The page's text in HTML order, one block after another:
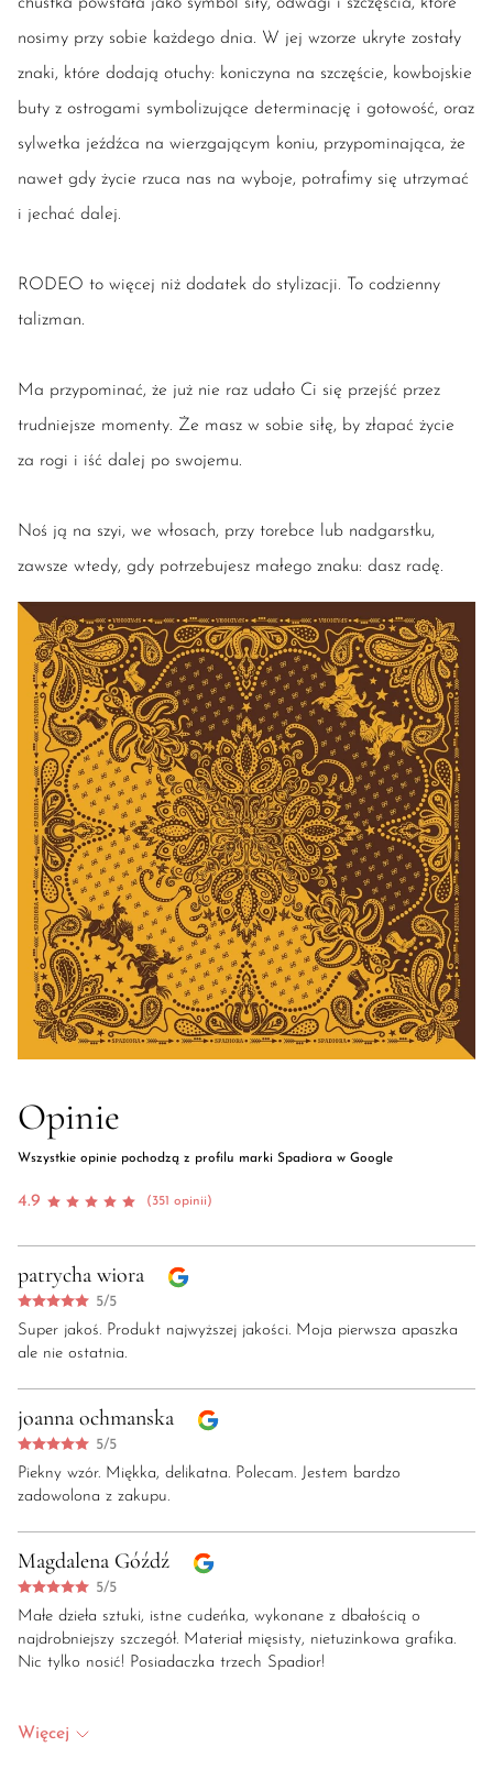
nosimy przy sobie każdego dnia. W jej wzorze ukryte zostały
znaki, które dodają otuchy: koniczyna na szczęście, kowbojskie
buty z ostrogami symbolizujące determinację i gotowość, oraz
sylwetka jeźdźca na wierzgającym koniu, przypominająca, że
nawet gdy życie rzuca nas na wyboje, potrafimy się utrzymać
i jechać dalej.
RODEO to więcej niż dodatek do stylizacji. To codzienny
talizman.
Ma przypominać, że już nie raz udało Ci się przejść przez
trudniejsze momenty. Że masz w sobie siłę, by złapać życie
za rogi i iść dalej po swojemu.
Noś ją na szyi, we włosach, przy torebce lub nadgarstku,
zawsze wtedy, gdy potrzebujesz małego znaku: dasz radę.
Opinie
Wszystkie opinie pochodzą z profilu marki Spadiora w Google
4.9 (351 opinii)
patrycha wiora
5/5
Super jakoś. Produkt najwyższej jakości. Moja pierwsza apaszka
ale nie ostatnia.
joanna ochmanska
5/5
Piekny wzór. Miękka, delikatna. Polecam. Jestem bardzo
zadowolona z zakupu.
Magdalena Góźdź
5/5
Małe dzieła sztuki, istne cudeńka, wykonane z dbałością o
najdrobniejszy szczegół. Materiał mięsisty, nietuzinkowa grafika.
Nic tylko nosić! Posiadaczka trzech Spadior!
Więcej